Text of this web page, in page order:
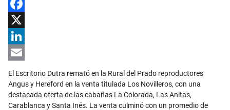
Facebook
X
LinkedIn
Email
El Escritorio Dutra remató en la Rural del Prado reproductores
Angus y Hereford en la venta titulada Los Novilleros, con una
destacada oferta de las cabañas La Colorada, Las Anitas,
Carablanca y Santa Inés. La venta culminó con un promedio de